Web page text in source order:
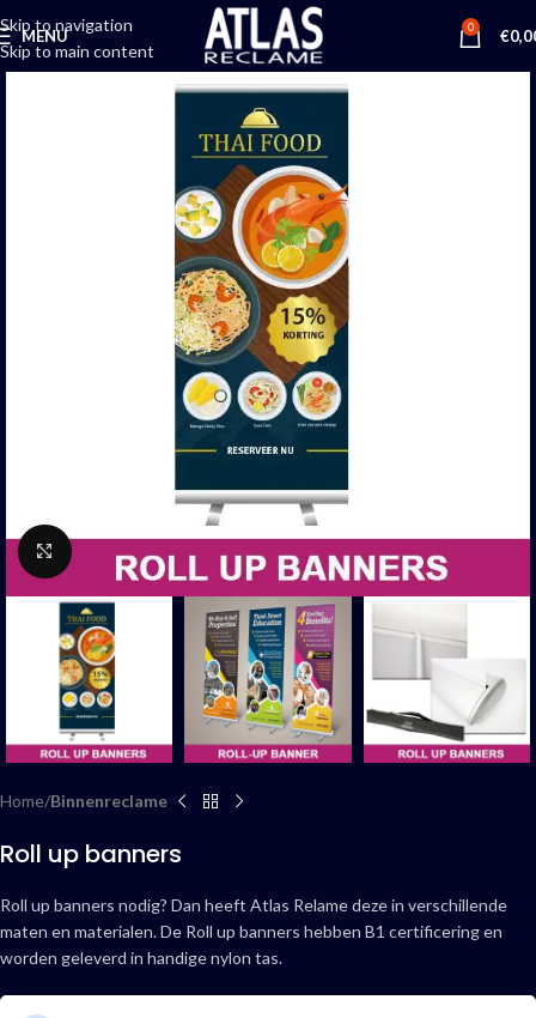
Skip to navigation
Skip to main content
MENU 0 €
Click to enlarge
Home Binnenreclame
Roll up banners
Roll up banners nodig? Dan heeft Atlas Relame deze in verschillende
maten en materialen. De Roll up banners hebben B1 certificering en
worden geleverd in handige nylon tas.